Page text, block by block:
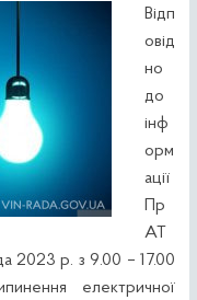
Відп
овід
но
до
інф
орм
ації
Пр
АТ
2023 р. з 9.00 – 17.00
електричної